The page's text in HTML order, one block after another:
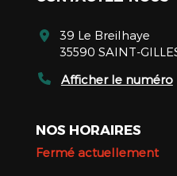
39 Le Breilhaye
35590 SAINT-
Afficher le numéro
NOS HORAIRES
Fermé actuellement